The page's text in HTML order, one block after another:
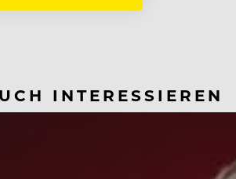
INTERESSIEREN